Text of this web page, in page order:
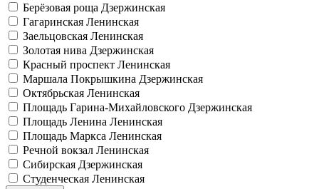
Берёзовая роща Дзержинская
Гагаринская Ленинская
Заельцовская Ленинская
Золотая нива Дзержинская
Красный проспект Ленинская
Маршала Покрышкина Дзержинская
Октябрьская Ленинская
Площадь Гарина-Михайловского Дзержинская
Площадь Ленина Ленинская
Площадь Маркса Ленинская
Речной вокзал Ленинская
Сибирская Дзержинская
Студенческая Ленинская